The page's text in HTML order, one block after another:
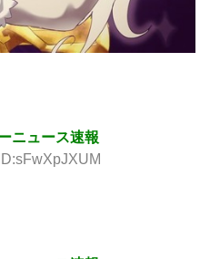
ニュース速報